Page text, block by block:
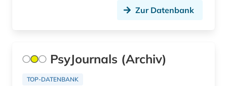
administrative tribunal (1)
adolf (1)
Russland, Sowjetunion (192)
Saarland (26)
Zur Datenbank
PsyJournals (Archiv)
TOP-DATENBANK